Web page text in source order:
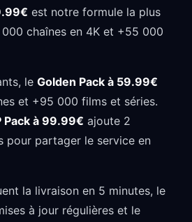
est notre formule la plus
chaînes en 4K et +55 000
le Golden Pack à 59.99€
et +95 000 films et séries.
Pack à 99.99€ ajoute 2
pour partager le service en
la livraison en 5 minutes, le
à jour régulières et le